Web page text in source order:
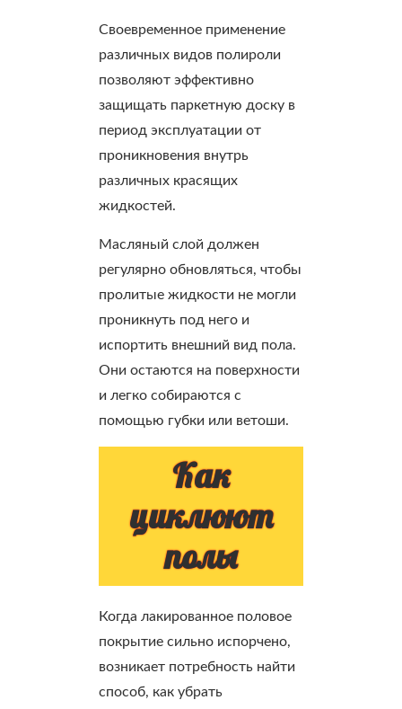
Своевременное применение
различных видов полироли
позволяют эффективно
защищать паркетную доску в
период эксплуатации от
проникновения внутрь
различных красящих
жидкостей.
Масляный слой должен
регулярно обновляться, чтобы
пролитые жидкости не могли
проникнуть под него и
испортить внешний вид пола.
Они остаются на поверхности
и легко собираются с
помощью губки или ветоши.
Как
циклюют
полы
Когда лакированное половое
покрытие сильно испорчено,
возникает потребность найти
способ, как убрать